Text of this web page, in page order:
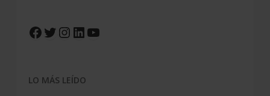
Facebook
Twitter
Instagram
LinkedIn
YouTube
LO MÁS LEÍDO